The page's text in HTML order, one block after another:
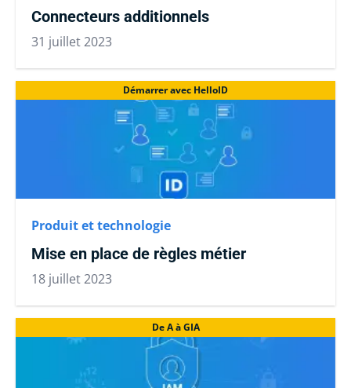
Connecteurs additionnels
31 juillet 2023
Démarrer avec HelloID
Produit et technologie
Mise en place de règles métier
18 juillet 2023
De A à GIA